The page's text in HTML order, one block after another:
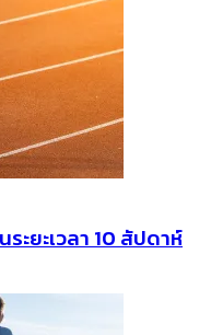
ะยะเวลา 10 สัปดาห์